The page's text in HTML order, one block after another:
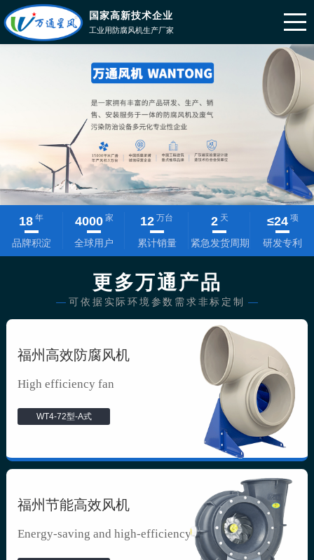
国家高新技术企业
工业用防腐风机生产厂家
18 年
品牌积淀
4000家
全球用户
12 万台
累计销量
2 天
紧急发货周期
≤24 项
研发专利
更多万通产品
— 可依据实际环境参数需求非标定制 —
福州高效防腐风机
High efficiency fan
WT4-72型-A式
福州节能高效风机
Energy-saving and high-efficiency f...